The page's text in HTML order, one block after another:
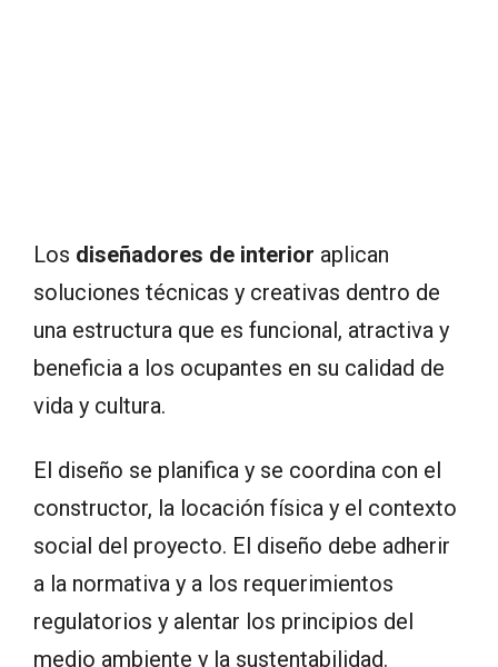
Los diseñadores de interior aplican
soluciones técnicas y creativas dentro de
una estructura que es funcional, atractiva y
beneficia a los ocupantes en su calidad de
vida y cultura.
El diseño se planifica y se coordina con el
constructor, la locación física y el contexto
social del proyecto. El diseño debe adherir
a la normativa y a los requerimientos
regulatorios y alentar los principios del
medio ambiente y la sustentabilidad.